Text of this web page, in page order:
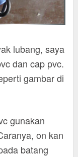
lubang, saya
dan cap pvc.
gambar di
gunakan
on kan
batang